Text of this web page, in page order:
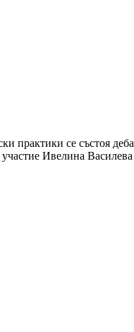
се състоя
Ивелина